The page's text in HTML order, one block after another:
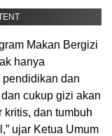
Makan Bergizi
hanya
dan
cukup gizi akan
kritis, dan tumbuh
ujar Ketua Umum